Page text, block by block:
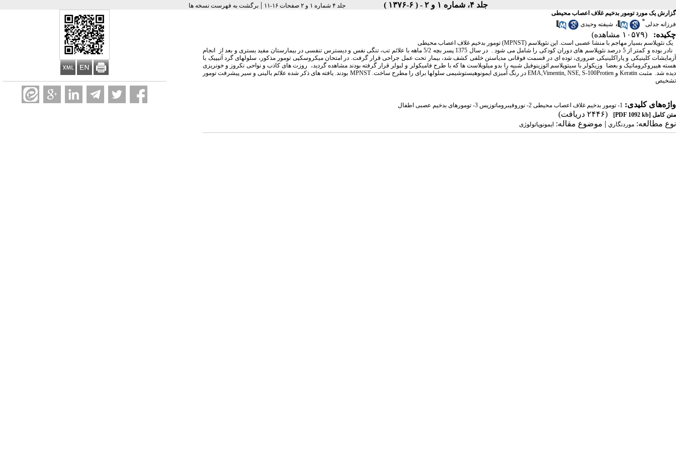
جلد ۴، شماره ۱ و ۲ - ( ۶-۱۳۷۶ ) جلد ۴ شماره ۱ و ۲ صفحات ۱۶-۱۱ |برگشت به فهرست نسخه ها
گزارش یک مورد تومور بدخیم غلاف اعصاب محیطی
فرزانه جدلی* ، شیفته وحیدی
چکیده: (۱۰۵۷۹ مشاهده)
یک نئوپلاسم بسیار مهاجم با منشا عصبی است. این نئوپلاسم (MPNST) تومور بدخیم غلاف اعصاب محیطی
نادر بوده و کمتر از 5 درصد نئوپلاسم های دوران کودکی را شامل می شود . در سال 1375 پسر بچه 5/2 ماهه با علائم تب، تنگی نفس و دیسترس تنفسی در بیمارستان مفید بستری و بعد از انجام
آزمایشات کلینیکی و پاراکلینیکی ضروری، توده ای در قسمت فوقانی مدیاستن خلفی کشف شد، بیمار تحت عمل جراحی قرار گرفت. در امتحان میکروسکپی تومور مذکور، سلولهای گرد آتیپیک با
هسته هیپروکروماتیک و بعضا وزیکولر با سیتوپلاسم ائوزینوفیل شبیه را بدو میلوبلاست ها که با طرح فامیکولر و لبولر قرار گرفته بودند مشاهده گردید، روزت های کاذب و نواحی نکروز و خونریزی
دیده شد. مثبت Keratin و EMA,Vimentin, NSE, S-100Protien در رنگ آمیزی ایمونوهیستوشیمی سلولها برای را مطرح ساخت. MPNST بودند. یافته های ذکر شده علائم بالینی و سیر پیشرفت تومور
تشخیص
واژه‌های کلیدی: 1- تومور بدخیم غلاف اعصاب محیطی 2- نوروفیبروماتوزیس 3- تومورهای بدخیم عصبی اطفال
متن کامل [PDF 1092 kb]
(۲۴۴۶ دریافت)
نوع مطالعه: موردنگاري | موضوع مقاله: ایمونوپاتولوژی